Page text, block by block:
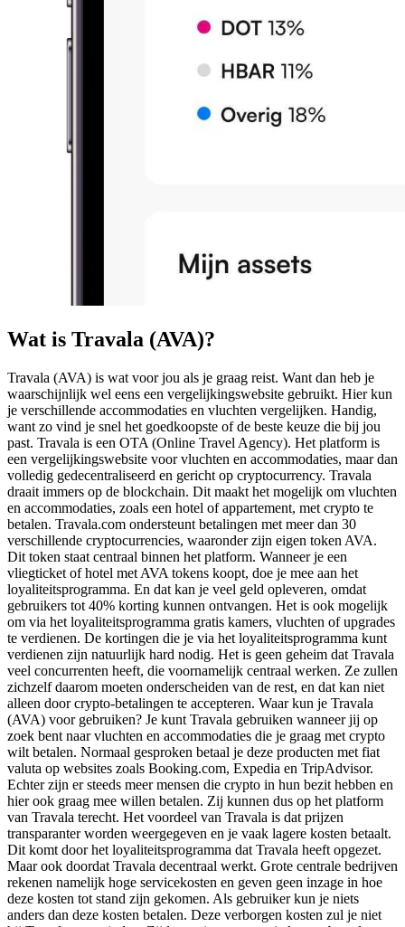
Wat is Travala (AVA)?
Travala (AVA) is wat voor jou als je graag reist. Want dan heb je
waarschijnlijk wel eens een vergelijkingswebsite gebruikt. Hier kun
je verschillende accommodaties en vluchten vergelijken. Handig,
want zo vind je snel het goedkoopste of de beste keuze die bij jou
past. Travala is een OTA (Online Travel Agency). Het platform is
een vergelijkingswebsite voor vluchten en accommodaties, maar dan
volledig gedecentraliseerd en gericht op cryptocurrency. Travala
draait immers op de blockchain. Dit maakt het mogelijk om vluchten
en accommodaties, zoals een hotel of appartement, met crypto te
betalen. Travala.com ondersteunt betalingen met meer dan 30
verschillende cryptocurrencies, waaronder zijn eigen token AVA.
Dit token staat centraal binnen het platform. Wanneer je een
vliegticket of hotel met AVA tokens koopt, doe je mee aan het
loyaliteitsprogramma. En dat kan je veel geld opleveren, omdat
gebruikers tot 40% korting kunnen ontvangen. Het is ook mogelijk
om via het loyaliteitsprogramma gratis kamers, vluchten of upgrades
te verdienen. De kortingen die je via het loyaliteitsprogramma kunt
verdienen zijn natuurlijk hard nodig. Het is geen geheim dat Travala
veel concurrenten heeft, die voornamelijk centraal werken. Ze zullen
zichzelf daarom moeten onderscheiden van de rest, en dat kan niet
alleen door crypto-betalingen te accepteren. Waar kun je Travala
(AVA) voor gebruiken? Je kunt Travala gebruiken wanneer jij op
zoek bent naar vluchten en accommodaties die je graag met crypto
wilt betalen. Normaal gesproken betaal je deze producten met fiat
valuta op websites zoals Booking.com, Expedia en TripAdvisor.
Echter zijn er steeds meer mensen die crypto in hun bezit hebben en
hier ook graag mee willen betalen. Zij kunnen dus op het platform
van Travala terecht. Het voordeel van Travala is dat prijzen
transparanter worden weergegeven en je vaak lagere kosten betaalt.
Dit komt door het loyaliteitsprogramma dat Travala heeft opgezet.
Maar ook doordat Travala decentraal werkt. Grote centrale bedrijven
rekenen namelijk hoge servicekosten en geven geen inzage in hoe
deze kosten tot stand zijn gekomen. Als gebruiker kun je niets
anders dan deze kosten betalen. Deze verborgen kosten zul je niet